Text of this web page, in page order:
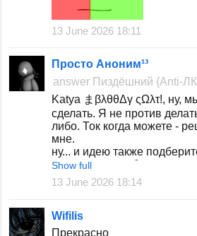
13 June 2026 18:11
Просто Аноним¹³
answer Пиздёшний {Anti-
Katya まβλθθΔγ ςΩλτ!, ну,
сделать. Я не против
либо. Ток когда можете -
мне.
ну... и идею также
идеи для коллаб, да и то
Show full
13 June 2026 18:14
Wifilis
Прекрасно